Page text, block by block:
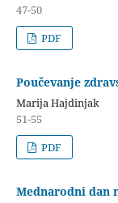
47-50
PDF
Poučevanje
Marija Hajdinjak
51-55
PDF
Mednarodni dan